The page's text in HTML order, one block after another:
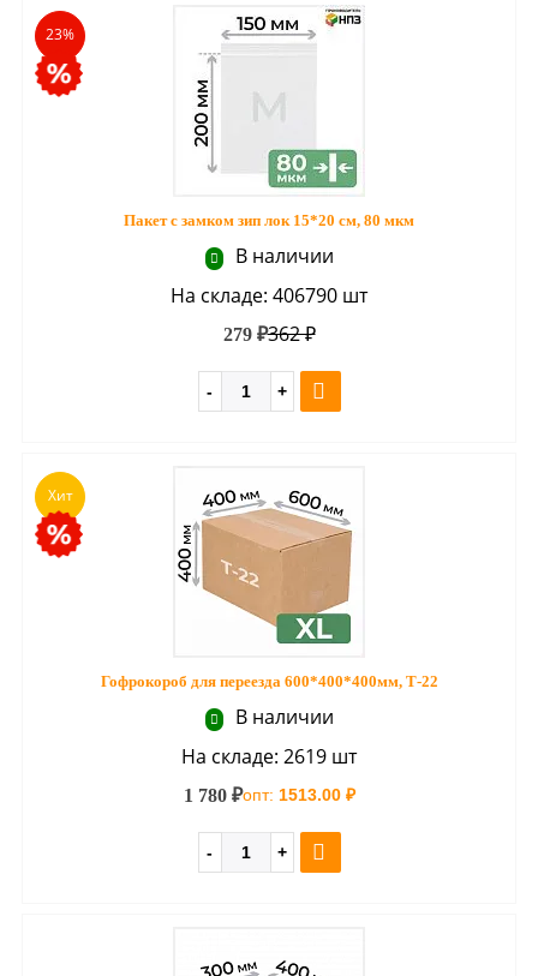
23%
Пакет с замком зип лок 15*20 см, 80 мкм
В наличии
На складе: 406790 шт
362 ₽
279 ₽
Хит
Гофрокороб для переезда 600*400*400мм, Т-22
В наличии
На складе: 2619 шт
1 780 ₽опт: 1513.00 ₽